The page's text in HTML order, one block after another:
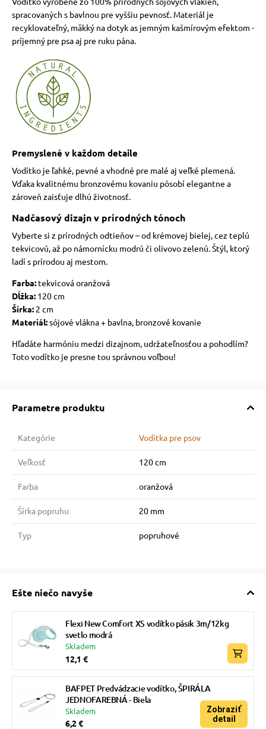
spracovaných s bavlnou pre vyššiu pevnosť. Materiál je
recyklovateľný, mäkký na dotyk as jemným kašmírovým efektom -
príjemný pre psa aj pre ruku pána.
Premyslené v každom detaile
Vodítko je ľahké, pevné a vhodné pre malé aj veľké plemená.
Vďaka kvalitnému bronzovému kovaniu pôsobí elegantne a
zároveň zaisťuje dlhú životnosť.
Nadčasový dizajn v prírodných tónoch
Vyberte si z prírodných odtieňov – od krémovej bielej, cez teplú
tekvicovú, až po námornícku modrú či olivovo zelenú. Štýl, ktorý
ladí s prírodou aj mestom.
Farba:tekvicová oranžová
Dĺžka:120 cm
Šírka:2 cm
Materiál:sójové vlákna + bavlna, bronzové kovanie
Hľadáte harmóniu medzi dizajnom, udržateľnosťou a pohodlím?
Toto vodítko je presne tou správnou voľbou!
Parametre produktu
Kategórie Vodítka pre psov
Veľkosť 120 cm
Farba oranžová
Šírka popruhu 20 mm
Typ popruhové
Ešte niečo navyše
Flexi New Comfort XS vodítko pásik 3m/12kg
svetlo modrá
Skladem
12,1 €
BAFPET Predvádzacie vodítko, ŠPIRÁLA
JEDNOFAREBNÁ - Biela
Skladem
6,2 €
Zobraziť
detail